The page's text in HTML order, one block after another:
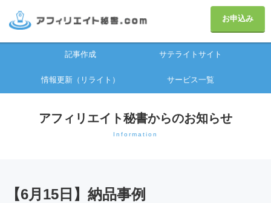
お申込み
記事作成 サテライトサイト
情報更新（リライト） サービス一覧
アフィリエイト秘書からのお知らせ
Information
【6月15日】納品事例